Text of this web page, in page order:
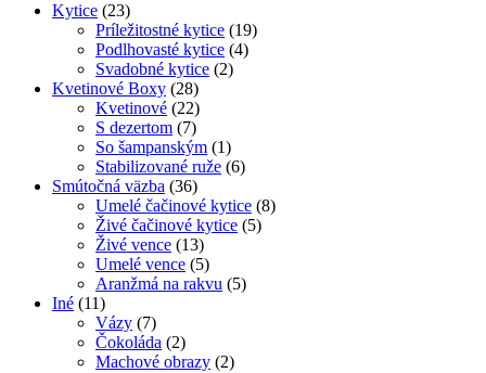
Kytice (23)
Príležitostné kytice (19)
Podlhovasté kytice (4)
Svadobné kytice (2)
Kvetinové Boxy (28)
Kvetinové (22)
S dezertom (7)
So šampanským (1)
Stabilizované ruže (6)
Smútočná väzba (36)
Umelé čačinové kytice (8)
Živé čačinové kytice (5)
Živé vence (13)
Umelé vence (5)
Aranžmá na rakvu (5)
Iné (11)
Vázy (7)
Čokoláda (2)
Machové obrazy (2)